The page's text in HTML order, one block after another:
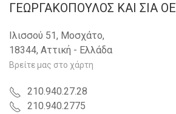
ΓΕΩΡΓΑΚΟΠΟΥΛΟΣ KAI ΣΙΑ OE
Ιλισσού 51, Μοσχάτο,
18344, Αττική - Ελλάδα
Βρείτε μας στο χάρτη
210.940.27.28
210.940.2775